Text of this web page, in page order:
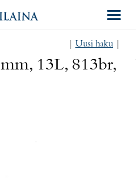
Uusi haku
13L, 813br,